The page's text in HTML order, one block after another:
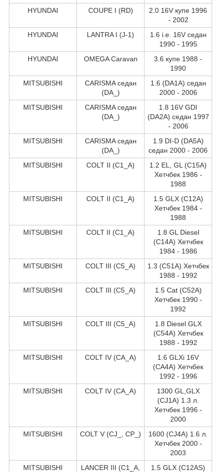
HYUNDAI
COUPE I (RD)
2.0 16V купе 1996
- 2002
HYUNDAI
LANTRA I (J-1)
1.6 i.e. 16V седан
1990 - 1995
HYUNDAI
OMEGA Caravan
3.6 купе 1988 -
1990
MITSUBISHI
CARISMA седан
(DA_)
1.6 (DA1A) седан
2000 - 2006
MITSUBISHI
CARISMA седан
(DA_)
1.8 16V GDI
(DA2A) седан 1997
- 2006
MITSUBISHI
CARISMA седан
(DA_)
1.9 DI-D (DA5A)
седан 2000 - 2006
MITSUBISHI
COLT II (C1_A)
1.2 EL, GL (C15A)
Хетчбек 1986 -
1988
MITSUBISHI
COLT II (C1_A)
1.5 GLX (C12A)
Хетчбек 1984 -
1988
MITSUBISHI
COLT II (C1_A)
1.8 GL Diesel
(C14A) Хетчбек
1984 - 1986
MITSUBISHI
COLT III (C5_A)
1.3 (C51A) Хетчбек
1988 - 1992
MITSUBISHI
COLT III (C5_A)
1.5 Cat (C52A)
Хетчбек 1990 -
1992
MITSUBISHI
COLT III (C5_A)
1.8 Diesel GLX
(C54A) Хетчбек
1988 - 1992
MITSUBISHI
COLT IV (CA_A)
1.6 GLXi 16V
(CA4A) Хетчбек
1992 - 1996
MITSUBISHI
COLT IV (CA_A)
1300 GL,GLX
(CJ1A) 1.3 л.
Хетчбек 1996 -
2000
MITSUBISHI
COLT V (CJ_, CP_)
1600 (CJ4A) 1.6 л.
Хетчбек 2000 -
2003
MITSUBISHI
LANCER III (C1_A,
1.5 GLX (C12AS)